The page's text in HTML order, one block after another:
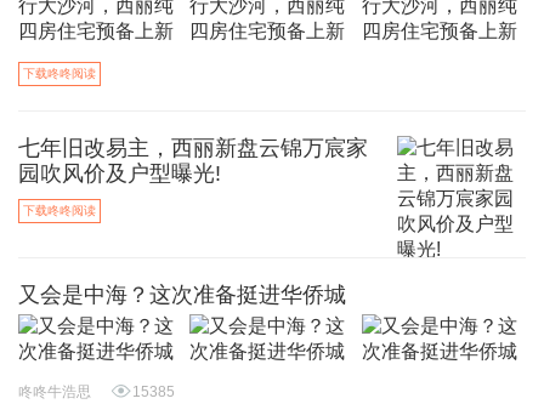
下载咚咚阅读
七年旧改易主，西丽新盘云锦万宸家
园吹风价及户型曝光!
下载咚咚阅读
又会是中海？这次准备挺进华侨城
咚咚牛浩思 15385